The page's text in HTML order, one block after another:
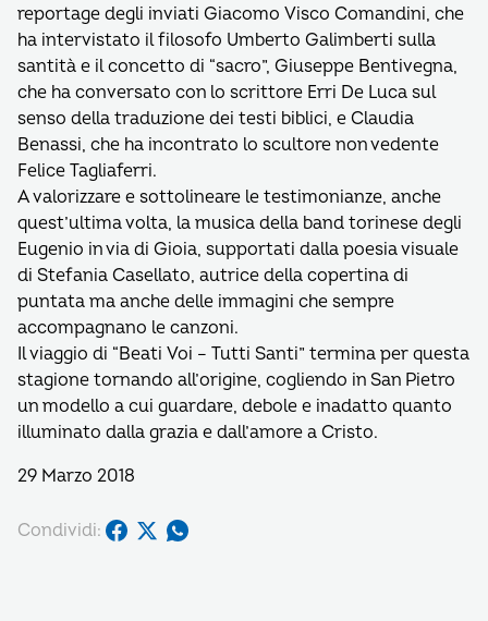
reportage degli inviati Giacomo Visco Comandini, che
ha intervistato il filosofo Umberto Galimberti sulla
santità e il concetto di “sacro”, Giuseppe Bentivegna,
che ha conversato con lo scrittore Erri De Luca sul
senso della traduzione dei testi biblici, e Claudia
Benassi, che ha incontrato lo scultore non vedente
Felice Tagliaferri.
A valorizzare e sottolineare le testimonianze, anche
quest’ultima volta, la musica della band torinese degli
Eugenio in via di Gioia, supportati dalla poesia visuale
di Stefania Casellato, autrice della copertina di
puntata ma anche delle immagini che sempre
accompagnano le canzoni.
Il viaggio di “Beati Voi – Tutti Santi” termina per questa
stagione tornando all’origine, cogliendo in San Pietro
un modello a cui guardare, debole e inadatto quanto
illuminato dalla grazia e dall’amore a Cristo.
29 Marzo 2018
Condividi: